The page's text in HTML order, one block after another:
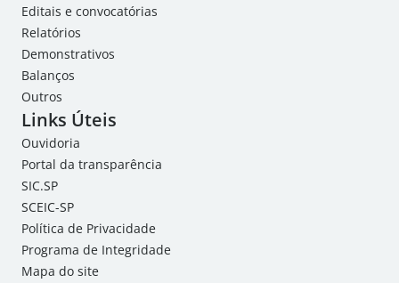
Editais e convocatórias
Relatórios
Demonstrativos
Balanços
Outros
Links Úteis
Ouvidoria
Portal da transparência
SIC.SP
SCEIC-SP
Política de Privacidade
Programa de Integridade
Mapa do site